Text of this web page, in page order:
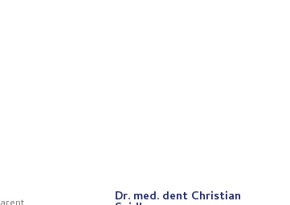
Dr. med. dent Christian